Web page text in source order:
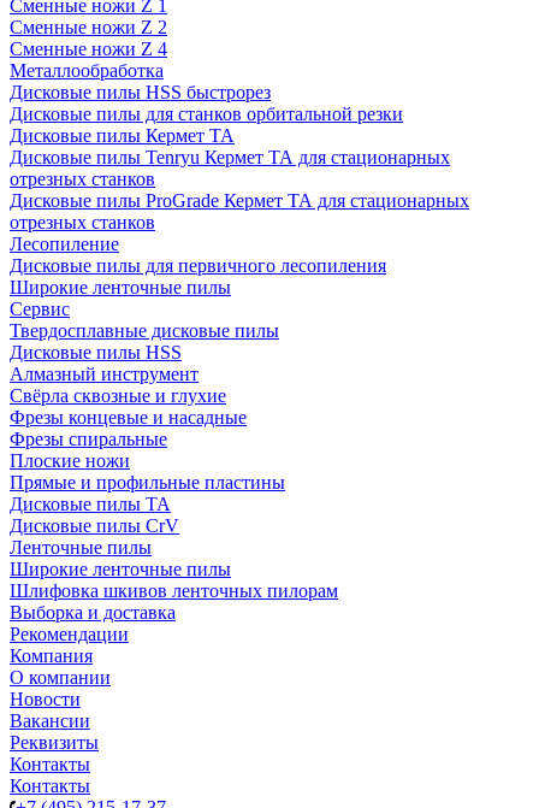
Сменные ножи Z 1
Сменные ножи Z 2
Сменные ножи Z 4
Металлообработка
Дисковые пилы HSS быстрорез
Дисковые пилы для станков орбитальной резки
Дисковые пилы Кермет ТА
Дисковые пилы Tenryu Кермет ТА для стационарных
отрезных станков
Дисковые пилы ProGrade Кермет ТА для стационарных
отрезных станков
Лесопиление
Дисковые пилы для первичного лесопиления
Широкие ленточные пилы
Сервис
Твердосплавные дисковые пилы
Дисковые пилы HSS
Алмазный инструмент
Свёрла сквозные и глухие
Фрезы концевые и насадные
Фрезы спиральные
Плоские ножи
Прямые и профильные пластины
Дисковые пилы TA
Дисковые пилы CrV
Ленточные пилы
Широкие ленточные пилы
Шлифовка шкивов ленточных пилорам
Выборка и доставка
Рекомендации
Компания
О компании
Новости
Вакансии
Реквизиты
Контакты
Контакты